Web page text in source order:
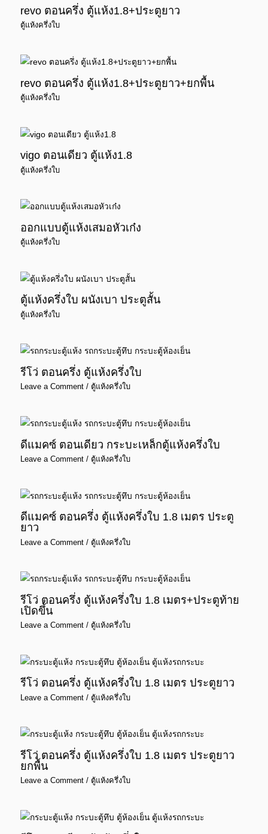
revo ตอนครึ่ง ตู้แห้ง1.8+ประตูยาว
ตู้แห้งครึ่งใบ
revo ตอนครึ่ง ตู้แห้ง1.8+ประตูยาว+ยกพื้น
ตู้แห้งครึ่งใบ
vigo ตอนเดียว ตู้แห้ง1.8
ตู้แห้งครึ่งใบ
ออกแบบตู้แห้งเสมอหัวเก๋ง
ตู้แห้งครึ่งใบ
ตู้แห้งครึ่งใบ ผนังเบา ประตูสั้น
ตู้แห้งครึ่งใบ
รีโว่ ตอนครึ่ง ตู้แห้งครึ่งใบ
Leave a Comment / ตู้แห้งครึ่งใบ
ดีแมคซ์ ตอนเดียว กระบะเหล็กตู้แห้งครึ่งใบ
Leave a Comment / ตู้แห้งครึ่งใบ
ดีแมคซ์ ตอนครึ่ง ตู้แห้งครึ่งใบ 1.8 เมตร ประตู
ยาว
Leave a Comment / ตู้แห้งครึ่งใบ
รีโว่ ตอนครึ่ง ตู้แห้งครึ่งใบ 1.8 เมตร+ประตูท้าย
เปิดขึ้น
Leave a Comment / ตู้แห้งครึ่งใบ
รีโว่ ตอนครึ่ง ตู้แห้งครึ่งใบ 1.8 เมตร ประตูยาว
Leave a Comment / ตู้แห้งครึ่งใบ
รีโว่ ตอนครึ่ง ตู้แห้งครึ่งใบ 1.8 เมตร ประตูยาว
ยกพื้น
Leave a Comment / ตู้แห้งครึ่งใบ